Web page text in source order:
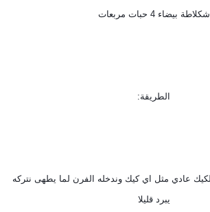
شكلاطة بيضاء 4 حبات مربعات
الطريقة:
يبرد قليلا